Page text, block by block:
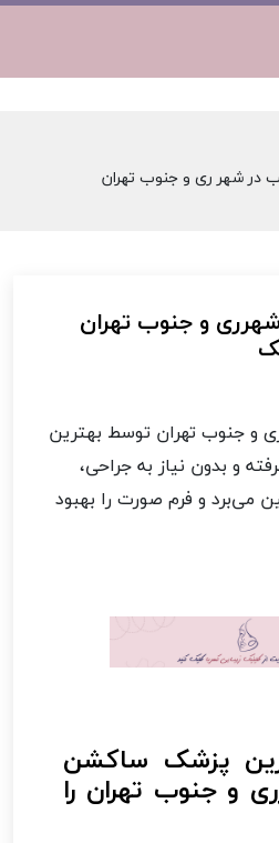
در شهر ری و جنوب تهران
و جنوب تهران
و جنوب تهران توسط بهترین
و بدون نیاز به جراحی،
می‌برد و فرم صورت را بهبود
پزشک ساکشن
و جنوب تهران را